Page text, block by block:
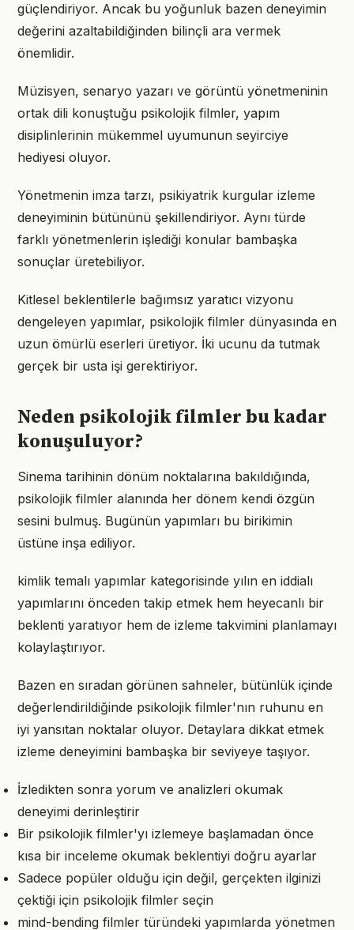
güçlendiriyor. Ancak bu yoğunluk bazen deneyimin
değerini azaltabildiğinden bilinçli ara vermek
önemlidir.
Müzisyen, senaryo yazarı ve görüntü yönetmeninin
ortak dili konuştuğu psikolojik filmler, yapım
disiplinlerinin mükemmel uyumunun seyirciye
hediyesi oluyor.
Yönetmenin imza tarzı, psikiyatrik kurgular izleme
deneyiminin bütününü şekillendiriyor. Aynı türde
farklı yönetmenlerin işlediği konular bambaşka
sonuçlar üretebiliyor.
Kitlesel beklentilerle bağımsız yaratıcı vizyonu
dengeleyen yapımlar, psikolojik filmler dünyasında en
uzun ömürlü eserleri üretiyor. İki ucunu da tutmak
gerçek bir usta işi gerektiriyor.
Neden psikolojik filmler bu kadar
konuşuluyor?
Sinema tarihinin dönüm noktalarına bakıldığında,
psikolojik filmler alanında her dönem kendi özgün
sesini bulmuş. Bugünün yapımları bu birikimin
üstüne inşa ediliyor.
kimlik temalı yapımlar kategorisinde yılın en iddialı
yapımlarını önceden takip etmek hem heyecanlı bir
beklenti yaratıyor hem de izleme takvimini planlamayı
kolaylaştırıyor.
Bazen en sıradan görünen sahneler, bütünlük içinde
değerlendirildiğinde psikolojik filmler'nın ruhunu en
iyi yansıtan noktalar oluyor. Detaylara dikkat etmek
izleme deneyimini bambaşka bir seviyeye taşıyor.
İzledikten sonra yorum ve analizleri okumak
deneyimi derinleştirir
Bir psikolojik filmler'yı izlemeye başlamadan önce
kısa bir inceleme okumak beklentiyi doğru ayarlar
Sadece popüler olduğu için değil, gerçekten ilginizi
çektiği için psikolojik filmler seçin
mind-bending filmler türündeki yapımlarda yönetmen